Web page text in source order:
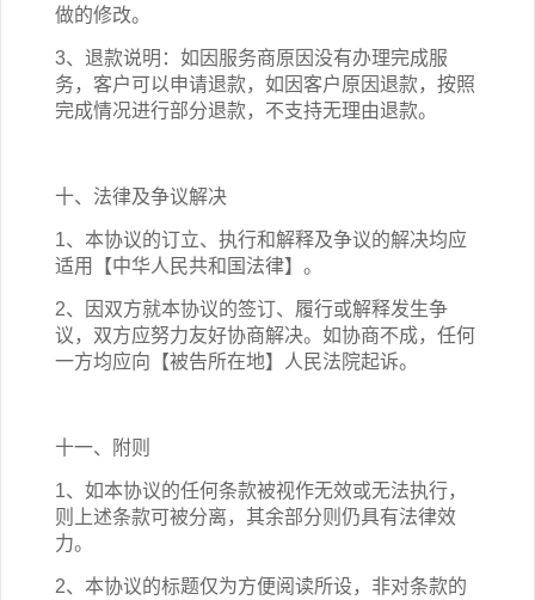
做的修改。
3、退款说明：如因服务商原因没有办理完成服
务，客户可以申请退款，如因客户原因退款，按照
完成情况进行部分退款，不支持无理由退款。
十、法律及争议解决
1、本协议的订立、执行和解释及争议的解决均应
适用【中华人民共和国法律】。
2、因双方就本协议的签订、履行或解释发生争
议，双方应努力友好协商解决。如协商不成，任何
一方均应向【被告所在地】人民法院起诉。
十一、附则
1、如本协议的任何条款被视作无效或无法执行，
则上述条款可被分离，其余部分则仍具有法律效
力。
2、本协议的标题仅为方便阅读所设，非对条款的